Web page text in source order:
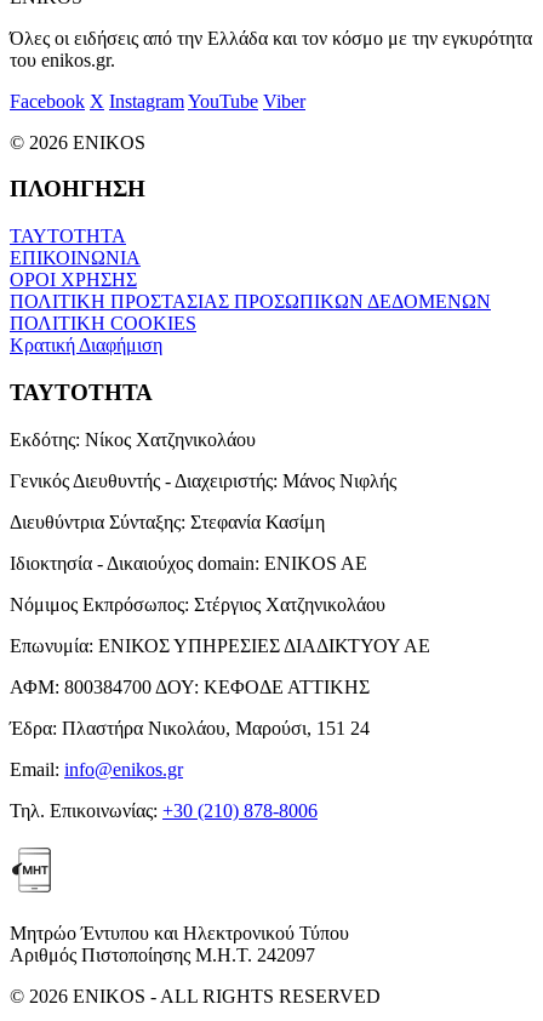
Όλες οι ειδήσεις από την Ελλάδα και τον κόσμο με την εγκυρότητα
του enikos.gr.
Facebook X InstagramYouTube Viber
© 2026 ENIKOS
ΠΛΟΗΓΗΣΗ
ΤΑΥΤΟΤΗΤΑ
ΕΠΙΚΟΙΝΩΝΙΑ
ΟΡΟΙ ΧΡΗΣΗΣ
ΠΟΛΙΤΙΚΗ ΠΡΟΣΤΑΣΙΑΣ ΠΡΟΣΩΠΙΚΩΝ ΔΕΔΟΜΕΝΩΝ
ΠΟΛΙΤΙΚΗ COOKIES
Κρατική Διαφήμιση
ΤΑΥΤΟΤΗΤΑ
Εκδότης: Νίκος Χατζηνικολάου
Γενικός Διευθυντής - Διαχειριστής: Μάνος Νιφλής
Διευθύντρια Σύνταξης: Στεφανία Κασίμη
Ιδιοκτησία - Δικαιούχος domain: ENIKOS AE
Νόμιμος Εκπρόσωπος: Στέργιος Χατζηνικολάου
Επωνυμία: ΕΝΙΚΟΣ ΥΠΗΡΕΣΙΕΣ ΔΙΑΔΙΚΤΥΟΥ ΑΕ
ΑΦΜ: 800384700 ΔΟΥ: ΚΕΦΟΔΕ ΑΤΤΙΚΗΣ
Έδρα: Πλαστήρα Νικολάου, Μαρούσι, 151 24
Email: info@enikos.gr
Τηλ. Επικοινωνίας: +30 (210) 878-8006
Μητρώο Έντυπου και Ηλεκτρονικού Τύπου
Αριθμός Πιστοποίησης Μ.Η.Τ. 242097
© 2026 ENIKOS - ALL RIGHTS RESERVED